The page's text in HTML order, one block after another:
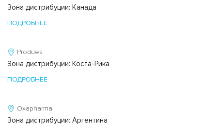
Зона дистрибуции: Канада
ПОДРОБНЕЕ
Produes
Зона дистрибуции: Коста-Рика
ПОДРОБНЕЕ
Oxapharma
Зона дистрибуции: Аргентина